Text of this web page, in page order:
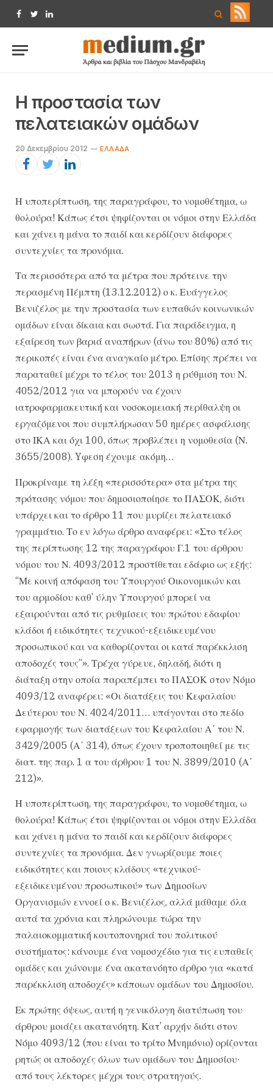
Facebook
TwitterLinkedIn
Η προστασία των
πελατειακών ομάδων
20 Δεκεμβρίου 2012 ΕΛΛΆΔΑ
Η υποπερίπτωση, της παραγράφου, το νομοθέτημα, ω
θολούρα! Κάπως έτσι ψηφίζονται οι νόμοι στην Ελλάδα
και χάνει η μάνα το παιδί και κερδίζουν διάφορες
συντεχνίες τα προνόμια.
Τα περισσότερα από τα μέτρα που πρότεινε την
περασμένη Πέμπτη (13.12.2012) ο κ. Ευάγγελος
Βενιζέλος με την προστασία των ευπαθών κοινωνικών
ομάδων είναι δίκαια και σωστά. Για παράδειγμα, η
εξαίρεση των βαριά αναπήρων (άνω του 80%) από τις
περικοπές είναι ένα αναγκαίο μέτρο. Επίσης πρέπει να
παραταθεί μέχρι το τέλος του 2013 η ρύθμιση του Ν.
4052/2012 για να μπορούν να έχουν
ιατροφαρμακευτική και νοσοκομειακή περίθαλψη οι
εργαζόμενοι που συμπλήρωσαν 50 ημέρες ασφάλισης
στο ΙΚΑ και όχι 100, όπως προβλέπει η νομοθεσία (Ν.
3655/2008). Yφεση έχουμε ακόμη…
Προκρίναμε τη λέξη «περισσότερα» στα μέτρα της
πρότασης νόμου που δημοσιοποίησε το ΠΑΣΟΚ, διότι
υπάρχει και το άρθρο 11 που μυρίζει πελατειακό
γραμμάτιο. Το εν λόγω άρθρο αναφέρει: «Στο τέλος
της περίπτωσης 12 της παραγράφου Γ.1 του άρθρου
νόμου του Ν. 4093/2012 προστίθεται εδάφιο ως εξής:
“Με κοινή απόφαση του Υπουργού Οικονομικών και
του αρμοδίου καθ’ ύλην Υπουργού μπορεί να
εξαιρούνται από τις ρυθμίσεις του πρώτου εδαφίου
κλάδοι ή ειδικότητες τεχνικού-εξειδικευμένου
προσωπικού και να καθορίζονται οι κατά παρέκκλιση
αποδοχές τους”». Τρέχα γύρευε, δηλαδή, διότι η
διάταξη στην οποία παραπέμπει το ΠΑΣΟΚ στον Νόμο
4093/12 αναφέρει: «Οι διατάξεις του Κεφαλαίου
Δεύτερου του Ν. 4024/2011… υπάγονται στο πεδίο
εφαρμογής των διατάξεων του Κεφαλαίου Α΄ του Ν.
3429/2005 (Α΄ 314), όπως έχουν τροποποιηθεί με τις
διατ. της παρ. 1 α του άρθρου 1 του Ν. 3899/2010 (Α΄
212)».
Η υποπερίπτωση, της παραγράφου, το νομοθέτημα, ω
θολούρα! Κάπως έτσι ψηφίζονται οι νόμοι στην Ελλάδα
και χάνει η μάνα το παιδί και κερδίζουν διάφορες
συντεχνίες τα προνόμια. Δεν γνωρίζουμε ποιες
ειδικότητες και ποιους κλάδους «τεχνικού-
εξειδικευμένου προσωπικού» των Δημοσίων
Οργανισμών εννοεί ο κ. Βενιζέλος, αλλά μάθαμε όλα
αυτά τα χρόνια και πληρώνουμε τώρα την
παλαιοκομματική κουτοπονηριά του πολιτικού
συστήματος: κάνουμε ένα νομοσχέδιο για τις ευπαθείς
ομάδες και χώνουμε ένα ακατανόητο άρθρο για «κατά
παρέκκλιση αποδοχές» κάποιων ομάδων του Δημοσίου.
Εκ πρώτης όψεως, αυτή η γενικόλογη διατύπωση του
άρθρου μοιάζει ακατανόητη. Κατ’ αρχήν διότι στον
Νόμο 4093/12 (που είναι το τρίτο Μνημόνιο) ορίζονται
ρητώς οι αποδοχές όλων των ομάδων του Δημοσίου·
από τους λέκτορες μέχρι τους στρατηγούς.